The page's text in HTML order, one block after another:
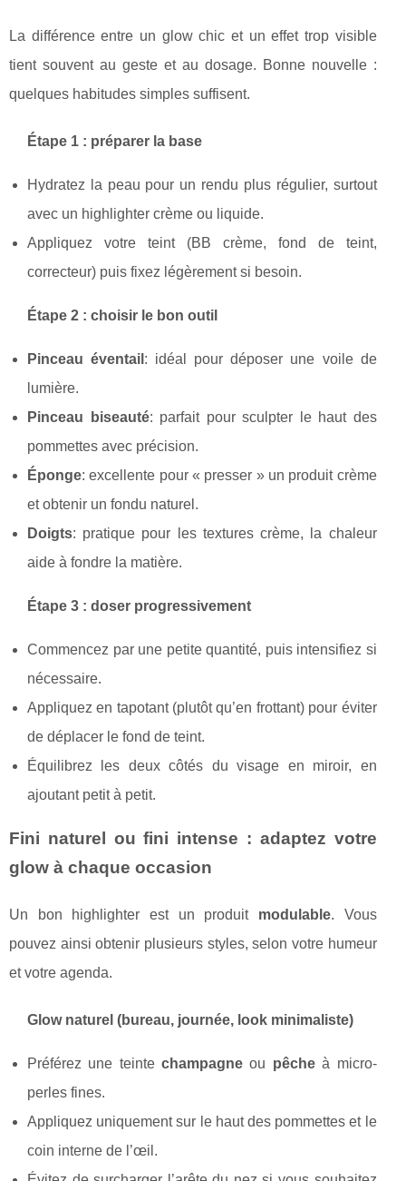
La différence entre un glow chic et un effet trop visible
tient souvent au geste et au dosage. Bonne nouvelle :
quelques habitudes simples suffisent.
Étape 1 : préparer la base
Hydratez la peau pour un rendu plus régulier, surtout
avec un highlighter crème ou liquide.
Appliquez votre teint (BB crème, fond de teint,
correcteur) puis fixez légèrement si besoin.
Étape 2 : choisir le bon outil
Pinceau éventail : idéal pour déposer une voile de
lumière.
Pinceau biseauté: parfait pour sculpter le haut des
pommettes avec précision.
Éponge: excellente pour « presser » un produit crème
et obtenir un fondu naturel.
Doigts: pratique pour les textures crème, la chaleur
aide à fondre la matière.
Étape 3 : doser progressivement
Commencez par une petite quantité, puis intensifiez si
nécessaire.
Appliquez en tapotant (plutôt qu’en frottant) pour éviter
de déplacer le fond de teint.
Équilibrez les deux côtés du visage en miroir, en
ajoutant petit à petit.
Fini naturel ou fini intense : adaptez votre
glow à chaque occasion
Un bon highlighter est un produit modulable. Vous
pouvez ainsi obtenir plusieurs styles, selon votre humeur
et votre agenda.
Glow naturel (bureau, journée, look minimaliste)
Préférez une teintechampagne ou pêcheà micro-
perles fines.
Appliquez uniquement sur le haut des pommettes et le
coin interne de l’œil.